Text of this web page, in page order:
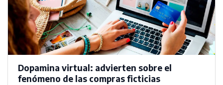
Dopamina virtual: advierten sobre el
fenómeno de las compras ficticias